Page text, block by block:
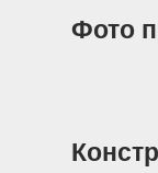
Фото